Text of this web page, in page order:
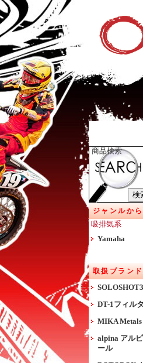
商品検索
ジャンルか
吸排気系
Yamaha
取扱ブラン
DT-1フィル
MIKA
alpina アル
ール